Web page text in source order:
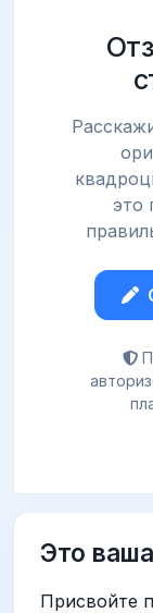
это
Это
Присвойте